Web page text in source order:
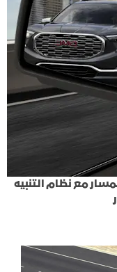
مع نظام التنبيه